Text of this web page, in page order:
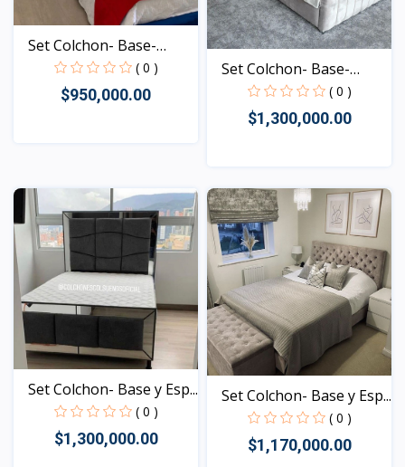
Set Colchon- Base-
Espa...
( 0 )
$950,000.00
Set Colchon- Base-
Espa...
( 0 )
$1,300,000.00
Vista
Set Colchon- Base y Esp...
( 0 )
$1,300,000.00
Set Colchon- Base y Esp...
( 0 )
$1,170,000.00